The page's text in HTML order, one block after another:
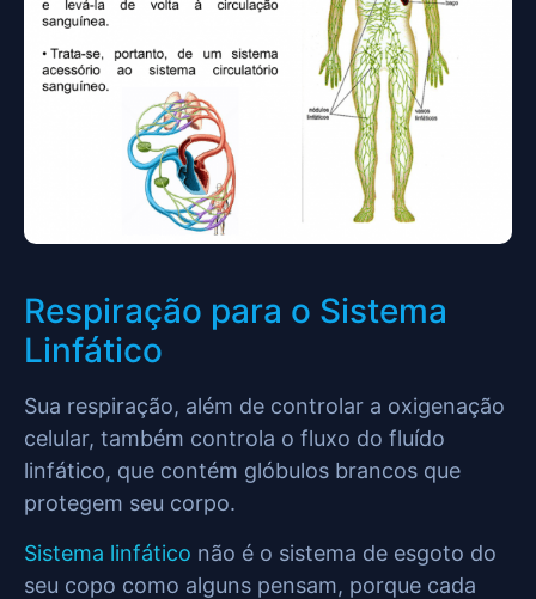
Respiração para o Sistema
Linfático
Sua respiração, além de controlar a oxigenação
celular, também controla o fluxo do fluído
linfático, que contém glóbulos brancos que
protegem seu corpo.
Sistema linfático não é o sistema de esgoto do
seu copo como alguns pensam, porque cada